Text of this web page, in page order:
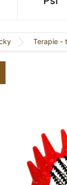
Terapie -